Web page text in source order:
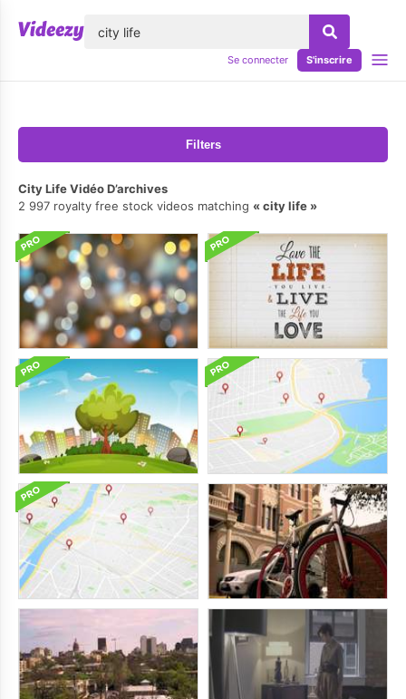
Se connecter S'inscrire
Filters
City Life Vidéo D’archives
2 997 royalty free stock videos matching
city life